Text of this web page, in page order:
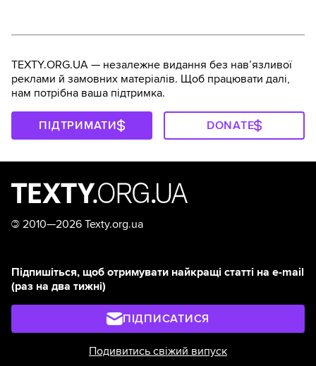
TEXTY.ORG.UA — незалежне видання без навʼязливої
реклами й замовних матеріалів. Щоб працювати далі,
нам потрібна ваша підтримка.
ПІДТРИМАТИ DONATE
© 2010—2026 Texty.org.ua
Підпишіться, щоб отримувати найкращі статті на e-mail
(раз на два тижні)
ПІДПИСАТИСЯ
Подивитись свіжий випуск